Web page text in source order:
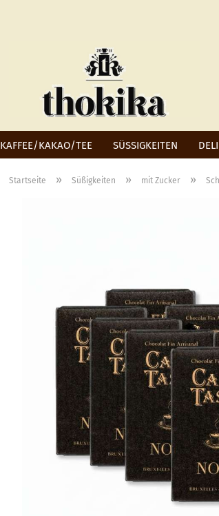
KAFFEE/KAKAO/TEE SÜSSIGKEITEN
Startseite » Süßigkeiten » mit Zucker »